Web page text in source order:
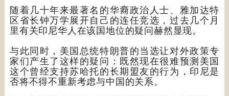
随着几十年来最著名的华裔政治人士、雅加达特
区省长钟万学展开自己的连任竞选，过去几个月
里有关印尼华人在该国地位的疑问赫然显现。
与此同时，美国总统特朗普的当选让对外政策专
家们产生了这样的疑问：既然现在很难预测美国
这个曾经支持苏哈托的长期盟友的行为，印尼是
否将不得不重新考虑与中国的关系。